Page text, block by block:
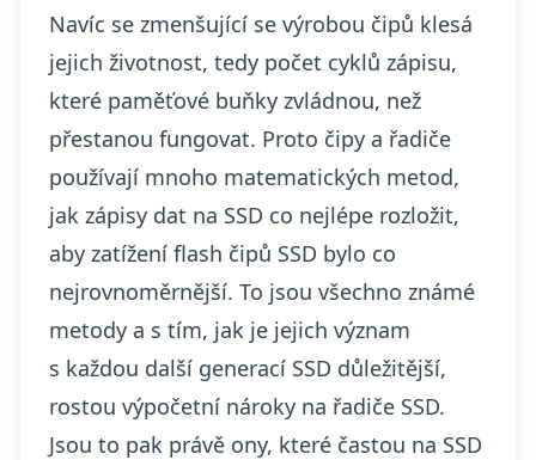
Navíc se zmenšující se výrobou čipů klesá
jejich životnost, tedy počet cyklů zápisu,
které paměťové buňky zvládnou, než
přestanou fungovat. Proto čipy a řadiče
používají mnoho matematických metod,
jak zápisy dat na SSD co nejlépe rozložit,
aby zatížení flash čipů SSD bylo co
nejrovnoměrnější. To jsou všechno známé
metody a s tím, jak je jejich význam
s každou další generací SSD důležitější,
rostou výpočetní nároky na řadiče SSD.
Jsou to pak právě ony, které častou na SSD